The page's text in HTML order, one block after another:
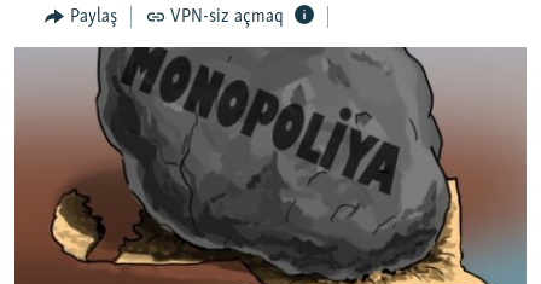
ARAŞDIRMA
MULTIMEDIA
FOTOQALEREYA
İNFOQRAFIKA
KARIKATURA
RADIO ARXIV
AZƏRBAYCAN ƏDƏBIYYATI KITABXANASI
İSLAM VƏ DEMOKRATIYA
İZ - MƏDƏNIYYƏT PROQRAMI
HAQQIMIZDA
MISSIYAMIZ
PEŞƏ ETIKASI VƏ JURNALISTIKA STANDARTLARIMIZ
MATERIALLARIMIZDAN ISTIFADƏ
BIZI IZLƏ
Paylaş VPN-siz açmaq